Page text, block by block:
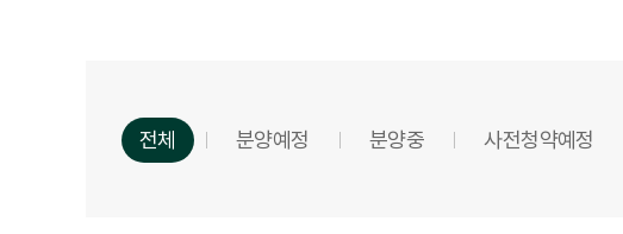
전체 분양예정 분양중 사전청약예정